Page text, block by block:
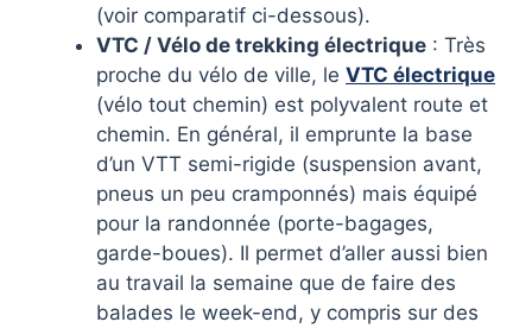
(voir comparatif ci-dessous).
VTC / Vélo de trekking électrique : Très
proche du vélo de ville, le VTC électrique
(vélo tout chemin) est polyvalent route et
chemin. En général, il emprunte la base
d’un VTT semi-rigide (suspension avant,
pneus un peu cramponnés) mais équipé
pour la randonnée (porte-bagages,
garde-boues). Il permet d’aller aussi bien
au travail la semaine que de faire des
balades le week-end, y compris sur des